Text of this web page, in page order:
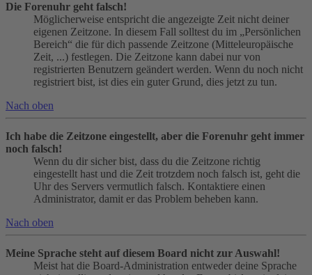
Die Forenuhr geht falsch!
Möglicherweise entspricht die angezeigte Zeit nicht deiner
eigenen Zeitzone. In diesem Fall solltest du im „Persönlichen
Bereich“ die für dich passende Zeitzone (Mitteleuropäische
Zeit, ...) festlegen. Die Zeitzone kann dabei nur von
registrierten Benutzern geändert werden. Wenn du noch nicht
registriert bist, ist dies ein guter Grund, dies jetzt zu tun.
Nach oben
Ich habe die Zeitzone eingestellt, aber die Forenuhr geht immer
noch falsch!
Wenn du dir sicher bist, dass du die Zeitzone richtig
eingestellt hast und die Zeit trotzdem noch falsch ist, geht die
Uhr des Servers vermutlich falsch. Kontaktiere einen
Administrator, damit er das Problem beheben kann.
Nach oben
Meine Sprache steht auf diesem Board nicht zur Auswahl!
Meist hat die Board-Administration entweder deine Sprache